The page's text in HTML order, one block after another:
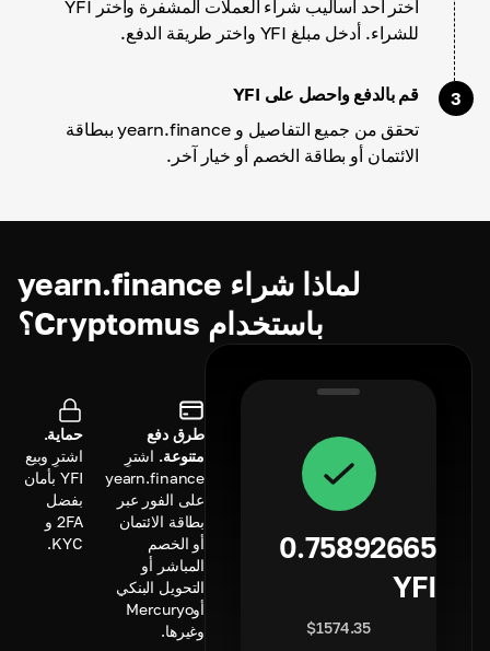
اختر أحد أساليب شراء العملات المشفرة واختر YFI
للشراء. أدخل مبلغ YFI واختر طريقة الدفع.
3
قم بالدفع واحصل على YFI
تحقق من جميع التفاصيل و yearn.finance ببطاقة
الائتمان أو بطاقة الخصم أو خيار آخر.
لماذا شراء yearn.finance
باستخدام Cryptomus؟
0.75892665
YFI
$1574.35
طرق دفع
متنوعة. اشترِ
yearn.finance
على الفور عبر
بطاقة الائتمان
أو الخصم
المباشر أو
التحويل البنكي
أوMercuryo
وغيرها.
حماية.
اشترِ وبيع
YFI بأمان
بفضل
2FA و
KYC.